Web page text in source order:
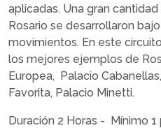
aplicadas. Una gran
Rosario se desarrollaron
movimientos. En este
los mejores ejemplos de
Europea, Palacio
Favorita, Palacio Minetti.
Duración 2 Horas - Mínimo